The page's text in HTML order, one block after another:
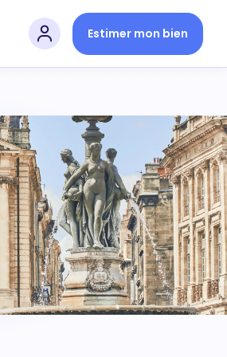
Estimer mon bien